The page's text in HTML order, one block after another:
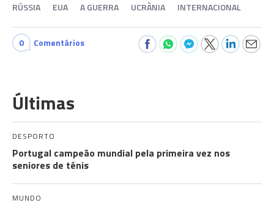
RÚSSIA EUA A GUERRA UCRÃNIA INTERNACIONAL
0 Comentários
Últimas
DESPORTO
Portugal campeão mundial pela primeira vez nos
seniores de ténis
MUNDO